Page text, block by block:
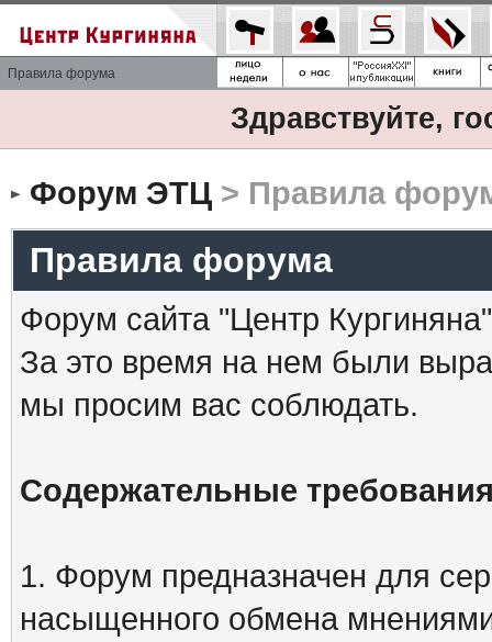
Правила форума
Здравствуйте,
Форум ЭТЦ> Правила
Правила форума
Форум сайта "Центр
За это время на нем были
мы просим вас соблюдать.
Содержательные
1. Форум предназначен для
насыщенного обмена